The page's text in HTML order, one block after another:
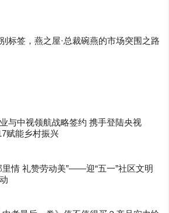
标签，燕之屋·总裁碗燕的市场突围之路
与中视领航战略签约 携手登陆央视
赋能乡村振兴
里情 礼赞劳动美”——迎“五一”社区文明